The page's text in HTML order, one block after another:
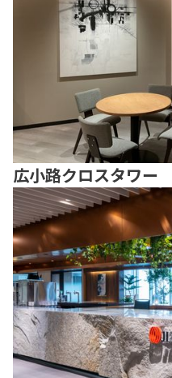
広小路クロスタワー